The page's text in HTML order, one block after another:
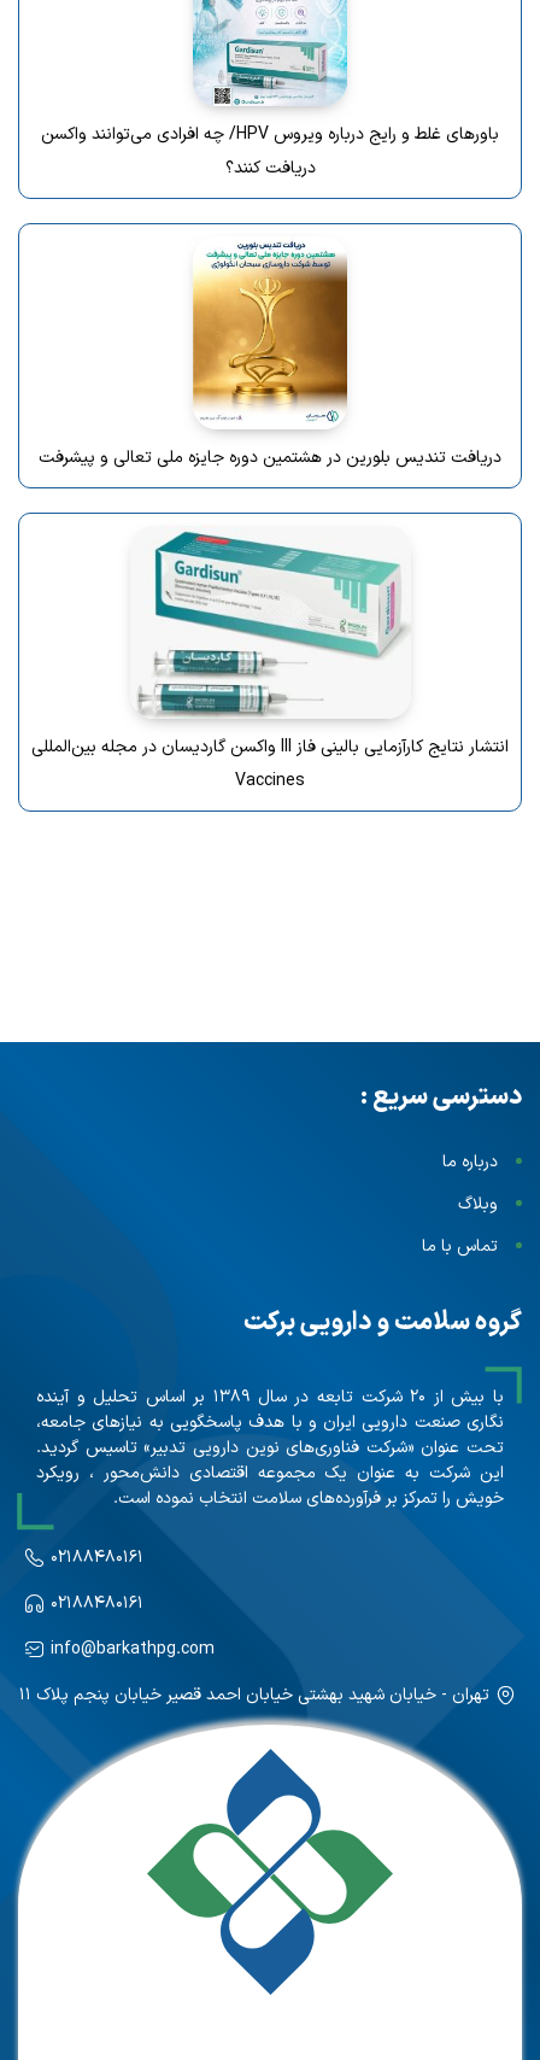
باورهای غلط و رایج درباره ویروس HPV/ چه افرادی می‌توانند واکسن
دریافت کنند؟
دریافت تندیس بلورین در هشتمین دوره جایزه ملی تعالی و پیشرفت
انتشار نتایج کارآزمایی بالینی فاز III واکسن گاردیسان در مجله بین‌المللی
Vaccines
دسترسی سریع :
درباره ما
وبلاگ
تماس با ما
گروه سلامت و دارویی برکت
با بیش از ۲۰ شرکت تابعه در سال ۱۳۸۹ بر اساس تحلیل و آینده
نگاری صنعت دارویی ایران و با هدف پاسخگویی به نیازهای جامعه،
تحت عنوان «شرکت فناوری‌های نوین دارویی تدبیر» تاسیس گردید.
این شرکت به عنوان یک مجموعه اقتصادی دانش‌محور ، رویکرد
خویش را تمرکز بر فرآورده‌های سلامت انتخاب نموده است.
۰۲۱۸۸۴۸۰۱۶۱
۰۲۱۸۸۴۸۰۱۶۱
info@barkathpg.com
تهران - خیابان شهید بهشتی خیابان احمد قصیر خیابان پنجم پلاک ۱۱